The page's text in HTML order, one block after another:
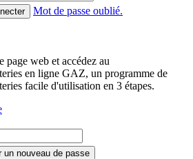
Mot de passe oublié.
page web et accédez au
en ligne GAZ, un programme de
facile d'utilisation en 3 étapes.
un nouveau de passe